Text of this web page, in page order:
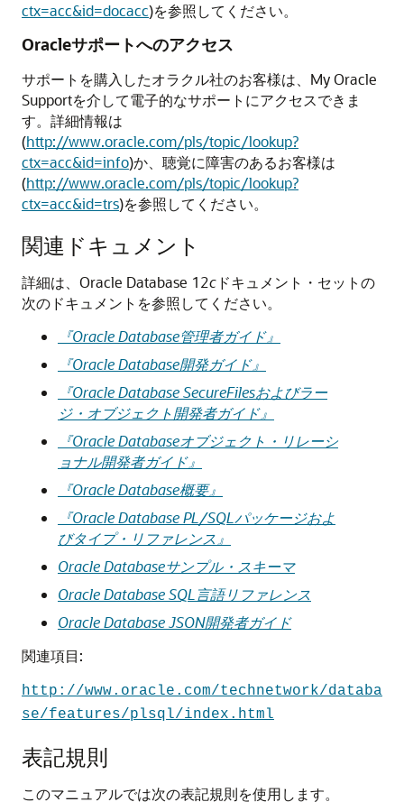
ctx=acc&id=docacc)を参照してください。
Oracleサポートへのアクセス
サポートを購入したオラクル社のお客様は、My Oracle
Supportを介して電子的なサポートにアクセスできま
す。詳細情報は
(http://www.oracle.com/pls/topic/lookup?
ctx=acc&id=info)か、聴覚に障害のあるお客様は
(http://www.oracle.com/pls/topic/lookup?
ctx=acc&id=trs)を参照してください。
関連ドキュメント
詳細は、Oracle Database 12c ドキュメント・セットの
次のドキュメントを参照してください。
『Oracle Database管理者ガイド』
『Oracle Database開発ガイド』
『Oracle Database SecureFilesおよびラー
ジ・オブジェクト開発者ガイド』
『Oracle Databaseオブジェクト・リレーシ
ョナル開発者ガイド』
『Oracle Database概要』
『Oracle Database PL/SQLパッケージおよ
びタイプ・リファレンス』
Oracle Databaseサンプル・スキーマ
Oracle Database SQL言語リファレンス
Oracle Database JSON開発者ガイド
関連項目:
http://www.oracle.com/technetwork/databa
se/features/plsql/index.html
表記規則
このマニュアルでは次の表記規則を使用します。